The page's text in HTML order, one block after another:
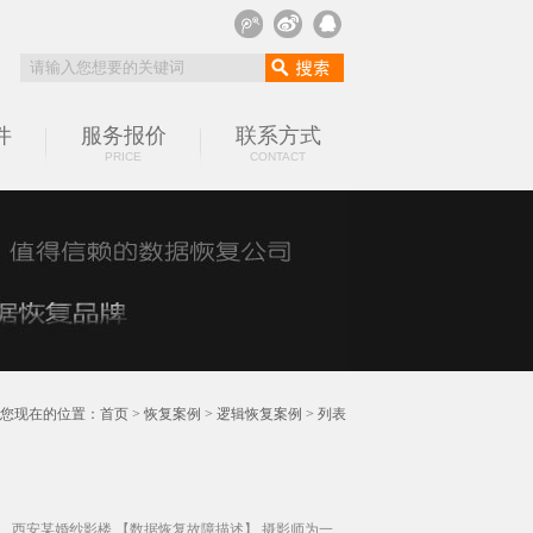
服务报价
PRICE
联系方式
CONTACT
现在的位置： 首页> 恢复案例 > 逻辑恢复案例 > 列表
西安某婚纱影楼 【数据恢复故障描述】 摄影师为一